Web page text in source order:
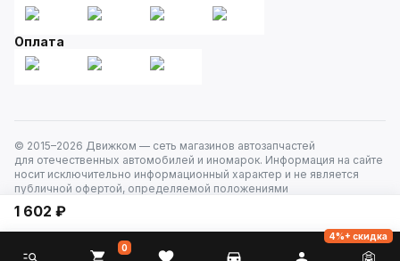
1 602 ₽
Оплата
© 2015–2026 Движком — сеть магазинов автозапчастей
для отечественных автомобилей и иномарок. Информация на сайте
носит исключительно информационный характер и не является
публичной офертой, определяемой положениями
0
4%+ скидка